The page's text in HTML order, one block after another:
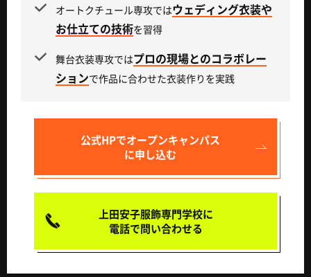
オートクチュール専攻ではウェディング衣装や
お仕立ての技術を習得
舞台衣装専攻ではプロの現場とのコラボレー
ションで作品に合わせた衣装作りを実践
公式HPでオープンキャンパス
に申し込む
上田安子服飾専門学校に
電話で問い合わせる